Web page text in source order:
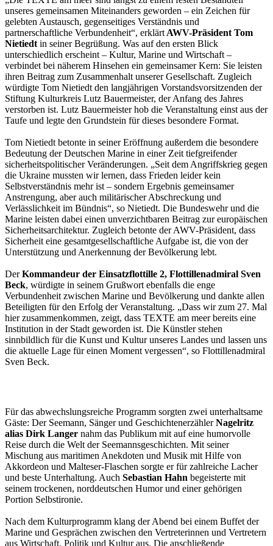
unseres gemeinsamen Miteinanders geworden – ein Zeichen für
gelebten Austausch, gegenseitiges Verständnis und
partnerschaftliche Verbundenheit“, erklärt AWV-Präsident Tom
Nietiedt in seiner Begrüßung. Was auf den ersten Blick
unterschiedlich erscheint – Kultur, Marine und Wirtschaft –
verbindet bei näherem Hinsehen ein gemeinsamer Kern: Sie leisten
ihren Beitrag zum Zusammenhalt unserer Gesellschaft. Zugleich
würdigte Tom Nietiedt den langjährigen Vorstandsvorsitzenden der
Stiftung Kulturkreis Lutz Bauermeister, der Anfang des Jahres
verstorben ist. Lutz Bauermeister hob die Veranstaltung einst aus der
Taufe und legte den Grundstein für dieses besondere Format.
Tom Nietiedt betonte in seiner Eröffnung außerdem die besondere
Bedeutung der Deutschen Marine in einer Zeit tiefgreifender
sicherheitspolitischer Veränderungen. „Seit dem Angriffskrieg gegen
die Ukraine mussten wir lernen, dass Frieden leider kein
Selbstverständnis mehr ist – sondern Ergebnis gemeinsamer
Anstrengung, aber auch militärischer Abschreckung und
Verlässlichkeit im Bündnis“, so Nietiedt. Die Bundeswehr und die
Marine leisten dabei einen unverzichtbaren Beitrag zur europäischen
Sicherheitsarchitektur. Zugleich betonte der AWV-Präsident, dass
Sicherheit eine gesamtgesellschaftliche Aufgabe ist, die von der
Unterstützung und Anerkennung der Bevölkerung lebt.
DerKommandeur der Einsatzflottille 2, Flottillenadmiral Sven
Beck, würdigte in seinem Grußwort ebenfalls die enge
Verbundenheit zwischen Marine und Bevölkerung und dankte allen
Beteiligten für den Erfolg der Veranstaltung. „Dass wir zum 27. Mal
hier zusammenkommen, zeigt, dass TEXTE am meer bereits eine
Institution in der Stadt geworden ist. Die Künstler stehen
sinnbildlich für die Kunst und Kultur unseres Landes und lassen uns
die aktuelle Lage für einen Moment vergessen“, so Flottillenadmiral
Sven Beck.
Für das abwechslungsreiche Programm sorgten zwei unterhaltsame
Gäste: Der Seemann, Sänger und GeschichtenerzählerNagelritz
alias Dirk Langer nahm das Publikum mit auf eine humorvolle
Reise durch die Welt der Seemannsgeschichten. Mit seiner
Mischung aus maritimen Anekdoten und Musik mit Hilfe von
Akkordeon und Malteser-Flaschen sorgte er für zahlreiche Lacher
und beste Unterhaltung. Auch Sebastian Hahn begeisterte mit
seinem trockenen, norddeutschen Humor und einer gehörigen
Portion Selbstironie.
Nach dem Kulturprogramm klang der Abend bei einem Buffet der
Marine und Gesprächen zwischen den Vertreterinnen und Vertretern
aus Wirtschaft, Politik und Kultur aus. Die anschließende